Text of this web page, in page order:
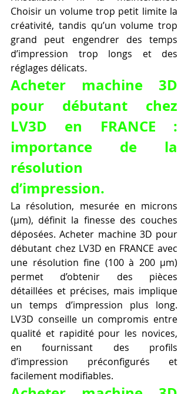
Choisir un volume trop petit limite la
créativité, tandis qu’un volume trop
grand peut engendrer des temps
d’impression trop longs et des
réglages délicats.
Acheter machine 3D
pour débutant chez
LV3D en FRANCE :
importance de la
résolution
d’impression.
La résolution, mesurée en microns
(µm), définit la finesse des couches
déposées. Acheter machine 3D pour
débutant chez LV3D en FRANCE avec
une résolution fine (100 à 200 µm)
permet d’obtenir des pièces
détaillées et précises, mais implique
un temps d’impression plus long.
LV3D conseille un compromis entre
qualité et rapidité pour les novices,
en fournissant des profils
d’impression préconfigurés et
facilement modifiables.